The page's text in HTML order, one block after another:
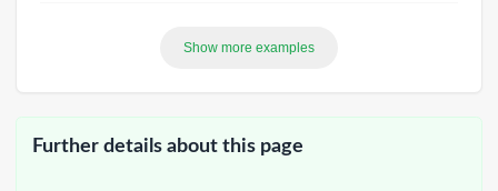
Show more examples
Further details about this page